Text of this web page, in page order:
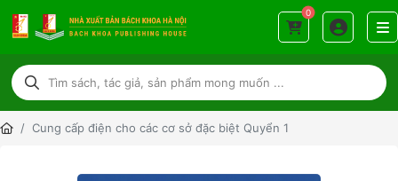
0
Cung cấp điện cho các cơ sở đặc biệt Quyển 1